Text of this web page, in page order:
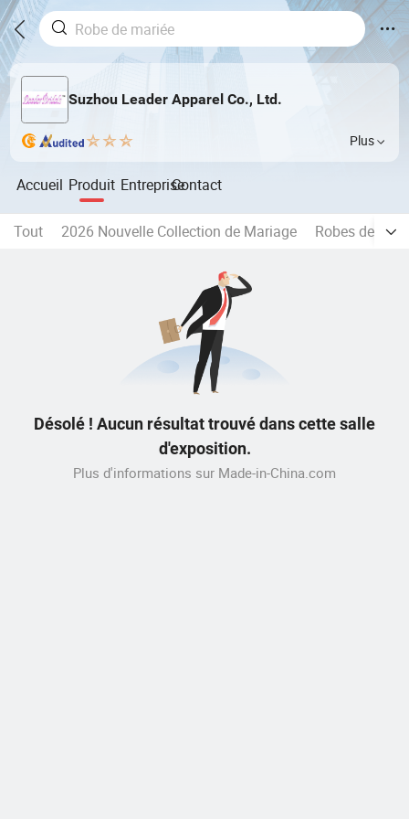
Suzhou Leader Apparel Co., Ltd.
Plus
Accueil Produit EntrepriseContact
Tout 2026 Nouvelle Collection de Mariage Robes de
Désolé ! Aucun résultat trouvé dans cette salle
d'exposition.
Plus d'informations sur Made-in-China.com